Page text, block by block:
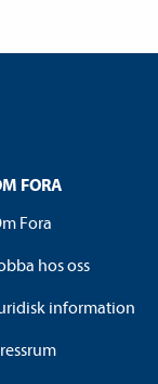
FORA
Fora
hos oss
information